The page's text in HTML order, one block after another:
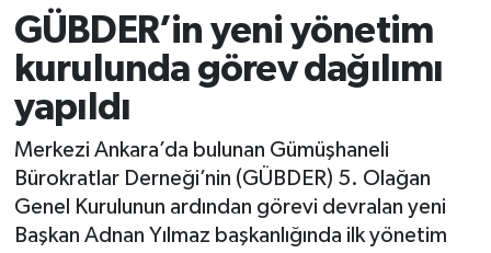
GÜBDER’in yeni yönetim
kurulunda görev dağılımı
yapıldı
Merkezi Ankara’da bulunan Gümüşhaneli
Bürokratlar Derneği’nin (GÜBDER) 5. Olağan
Genel Kurulunun ardından görevi devralan yeni
Başkan Adnan Yılmaz başkanlığında ilk yönetim
Süper Lig Puan Durumu ve Fikstür
Tüm Manşetler
Son Dakika Haberleri
Haber Arşivi